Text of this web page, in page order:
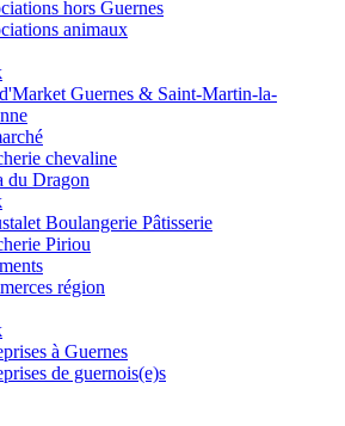
hors Guernes
animaux
Guernes & Saint-Martin-la-
chevaline
du Dragon
Boulangerie Pâtisserie
Piriou
région
à Guernes
de guernois(e)s